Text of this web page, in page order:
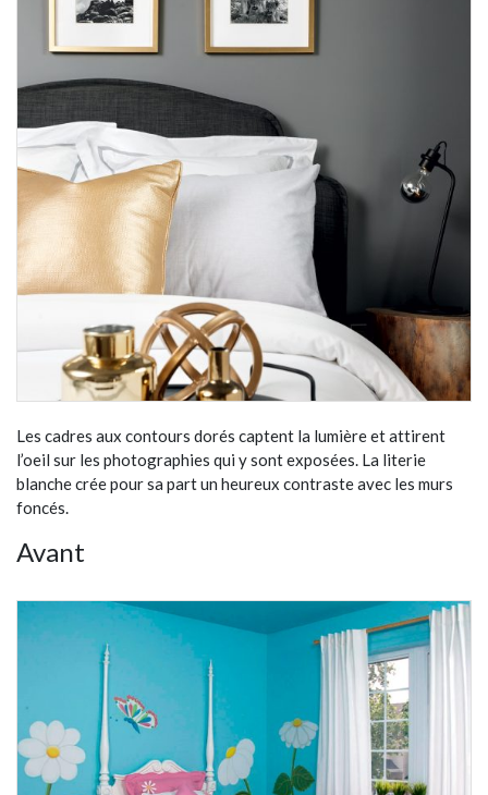
Les cadres aux contours dorés captent la lumière et attirent
l’oeil sur les photographies qui y sont exposées. La literie
blanche crée pour sa part un heureux contraste avec les murs
foncés.
Avant